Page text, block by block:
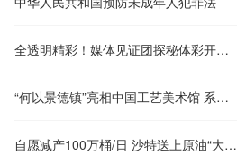
全透明精彩！媒体见证团探秘体彩开奖全流程
“何以景德镇”亮相中国工艺美术馆 系申遗成功后首场展览
自愿减产100万桶/日 沙特送上原油“大礼包”